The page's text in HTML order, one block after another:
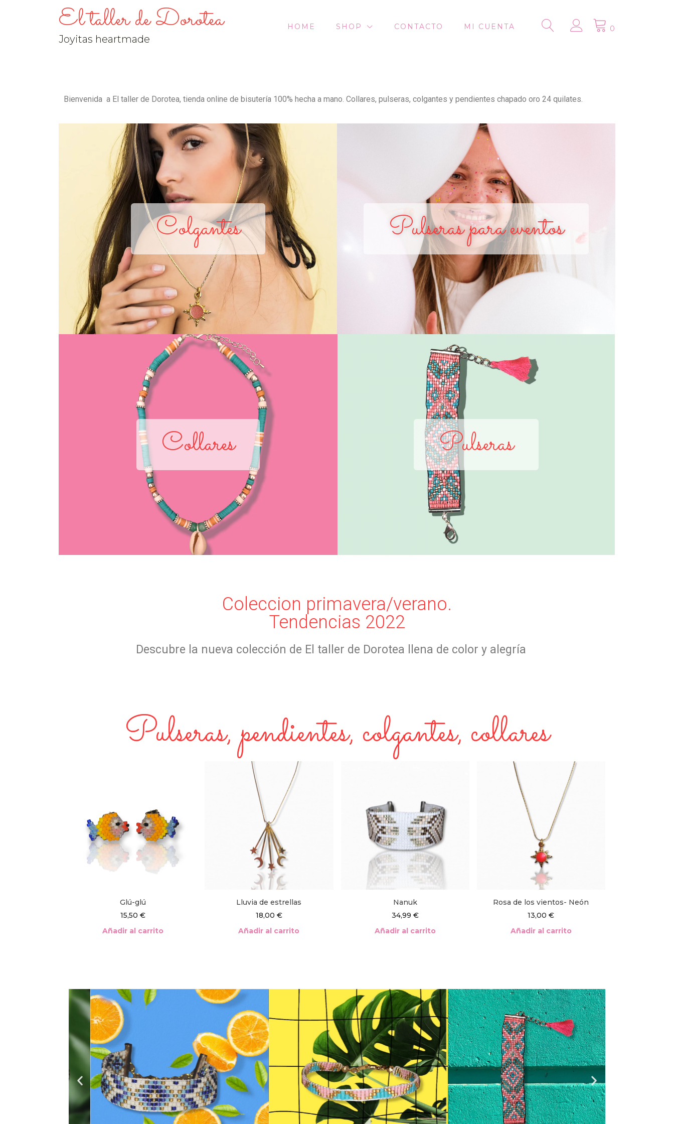
El taller de Dorotea
Joyitas heartmade
HOME SHOP CONTACTO MI CUENTA 0
Bienvenida a El taller de Dorotea, tienda online de bisutería 100% hecha a mano. Collares, pulseras, colgantes y pendientes chapado oro 24 quilates.
Colgantes Pulseras para eventos
Collares Pulseras
Coleccion primavera/verano.
Tendencias 2022
Descubre la nueva colección de El taller de Dorotea llena de color y alegría
Pulseras, pendientes, colgantes, collares
Glú-glú
15,50€
Añadir al carrito
Lluvia de estrellas
18,00 €
Añadir al carrito
Nanuk
34,99 €
Añadir al carrito
Rosa de los vientos- Neón
13,00€
Añadir al carrito